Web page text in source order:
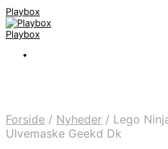
Playbox
Playbox
Forside / Nyheder / Lego
Ulvemaske Geekd Dk